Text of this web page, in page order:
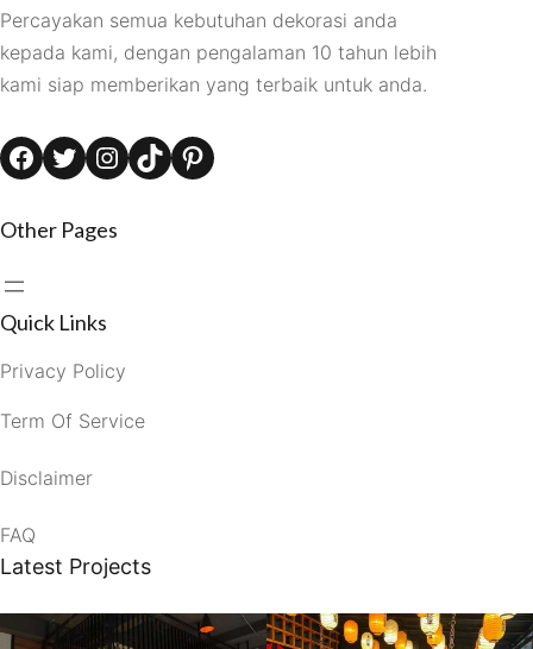
Percayakan semua kebutuhan dekorasi anda
kepada kami, dengan pengalaman 10 tahun lebih
kami siap memberikan yang terbaik untuk anda.
Facebook Twitter Instagram TikTok Pinterest
Other Pages
Quick Links
Privacy Policy
Term Of Service
Disclaimer
FAQ
Latest Projects